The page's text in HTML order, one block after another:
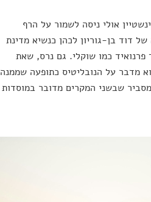
אולי ניסה לשמור על הרף
דוד בן-גוריון לכהן כנשיא מדינת
כמו שוקלי. גם נרס, שאת
מדבר על הנובליטיס כתופעה שממנה
שבשני המקרים מדובר במוסדות